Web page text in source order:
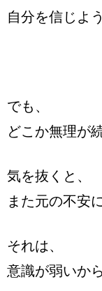
自分を信じよ
でも、
どこか無理が
気を抜くと、
また元の不安
それは、
意識が弱いか